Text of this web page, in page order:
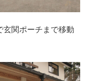
玄関ポーチまで移動